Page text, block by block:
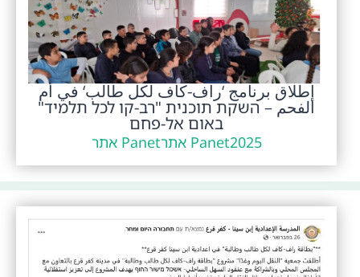
إطلاق برنامج ‘راف-كاف لكل طالب‘ في أم
الفحم – השקת תוכנית "רב-קו לכל תלמיד"
באום אל-פחם
2025Panet אתר Panet אתר